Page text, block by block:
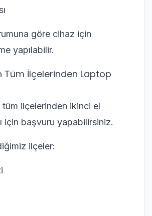
göre cihaz için
yapılabilir.
Tüm İlçelerinden Laptop
tüm ilçelerinden ikinci el
için başvuru yapabilirsiniz.
ilçeler: